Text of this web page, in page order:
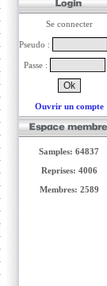
Se connecter
Pseudo :
Passe :
Ouvrir un compte
Samples: 64837
Reprises: 4006
Membres: 2589